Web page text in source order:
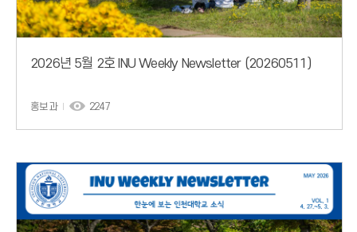
2026년 5월 2호 INU Weekly Newsletter (20260511)
홍보과 2247